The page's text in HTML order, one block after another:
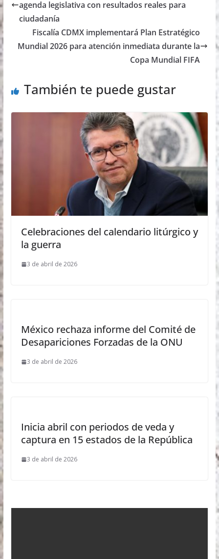
agenda legislativa con resultados reales para
ciudadanía
Fiscalía CDMX implementará Plan Estratégico
Mundial 2026 para atención inmediata durante la
Copa Mundial FIFA
También te puede gustar
Celebraciones del calendario litúrgico y
la guerra
3 de abril de 2026
México rechaza informe del Comité de
Desapariciones Forzadas de la ONU
3 de abril de 2026
Inicia abril con periodos de veda y
captura en 15 estados de la República
3 de abril de 2026